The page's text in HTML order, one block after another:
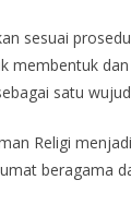
sesuai
membentuk
satu
Religi
beragama